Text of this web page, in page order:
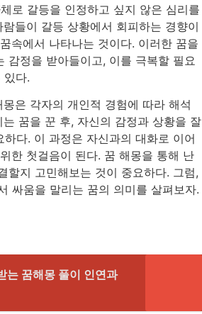
로 갈등을 인정하고 싶지 않은 심리를
들이 갈등 상황에서 회피하는 경향이
속에서 나타나는 것이다. 이러한 꿈을
감정을 받아들이고, 이를 극복할 필요
있다.
은 각자의 개인적 경험에 따라 해석
꿈을 꾼 후, 자신의 감정과 상황을 잘
다. 이 과정은 자신과의 대화로 이어
한 첫걸음이 된다. 꿈 해몽을 통해 난
할지 고민해보는 것이 중요하다. 그럼,
싸움을 말리는 꿈의 의미를 살펴보자.
는 꿈해몽 풀이 인연과